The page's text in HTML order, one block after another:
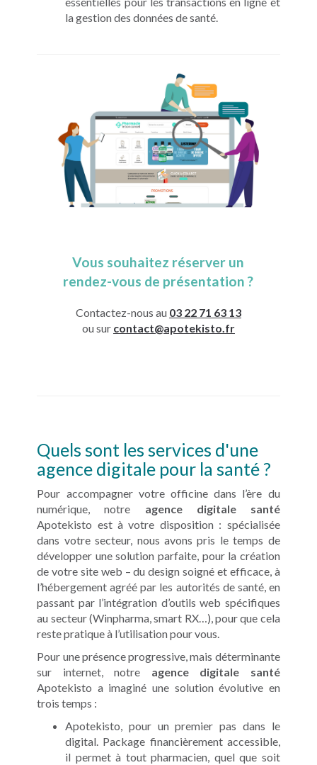
la gestion des données de santé.
Vous souhaitez réserver un
rendez-vous de présentation ?
Contactez-nous au 03 22 71 63 13
ou sur contact@apotekisto.fr
Quels sont les services d'une
agence digitale pour la santé ?
Pour accompagner votre officine dans l’ère du
numérique, notre agence digitale santé
Apotekisto est à votre disposition : spécialisée
dans votre secteur, nous avons pris le temps de
développer une solution parfaite, pour la création
de votre site web – du design soigné et efficace, à
l’hébergement agréé par les autorités de santé, en
passant par l’intégration d’outils web spécifiques
au secteur (Winpharma, smart RX…), pour que cela
reste pratique à l’utilisation pour vous.
Pour une présence progressive, mais déterminante
sur internet, notre agence digitale santé
Apotekisto a imaginé une solution évolutive en
trois temps :
Apotekisto, pour un premier pas dans le
digital. Package financièrement accessible,
il permet à tout pharmacien, quel que soit